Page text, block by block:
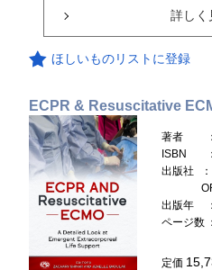
詳しく
ほしいものリストに登録
ECPR & Resuscitative
著者
ISBN
出版社
出版年
ページ数
定価